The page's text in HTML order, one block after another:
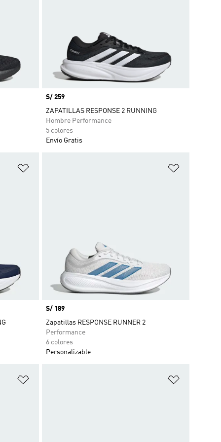
Precio
S/ 259
ZAPATILLAS RESPONSE 2 RUNNING
Hombre Performance
5 colores
Envío Gratis
Precio
S/ 189
Zapatillas RESPONSE RUNNER 2
Performance
6 colores
Personalizable